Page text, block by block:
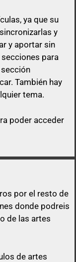
enlace, será
ninguna
, ya que su
y
y aportar sin
para
sección
También hay
tema.
poder acceder
por el resto de
donde podreis
de las artes
de artes